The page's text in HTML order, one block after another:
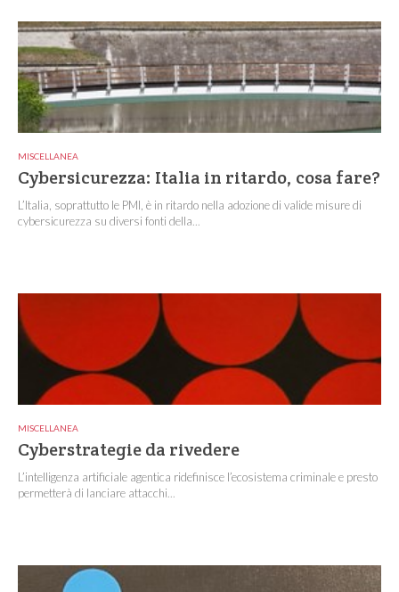
MISCELLANEA
Cybersicurezza: Italia in ritardo, cosa fare?
L’Italia, soprattutto le PMI, è in ritardo nella adozione di valide misure di
cybersicurezza su diversi fonti della...
MISCELLANEA
Cyberstrategie da rivedere
L’intelligenza artificiale agentica ridefinisce l’ecosistema criminale e presto
permetterà di lanciare attacchi...